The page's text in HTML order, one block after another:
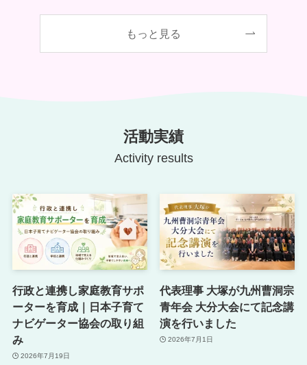
もっと見る
活動実績
Activity results
行政と連携し家庭教育サポ
ーターを育成｜日本子育て
ナビゲーター協会の取り組
み
2026年7月19日
代表理事 大塚が九州曹洞宗
青年会 大分大会にて記念講
演を行いました
2026年7月1日